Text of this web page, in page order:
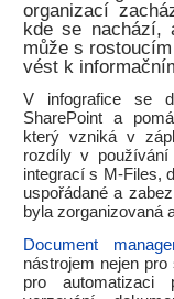
organizací
kde se nachází,
může s
vést k
V infografice se
SharePoint a
který vzniká v
rozdíly v používání
integrací s M-Files,
uspořádané a
byla zorganizovaná
Document
nástrojem nejen
pro automatizaci